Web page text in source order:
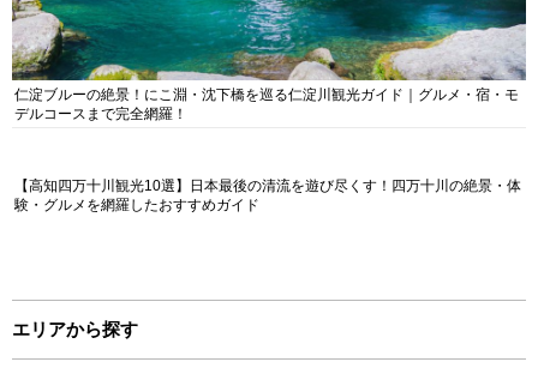
仁淀ブルーの絶景！にこ淵・沈下橋を巡る仁淀川観光ガイド｜グルメ・宿・モ
デルコースまで完全網羅！
【高知四万十川観光10選】日本最後の清流を遊び尽くす！四万十川の絶景・体
験・グルメを網羅したおすすめガイド
エリアから探す